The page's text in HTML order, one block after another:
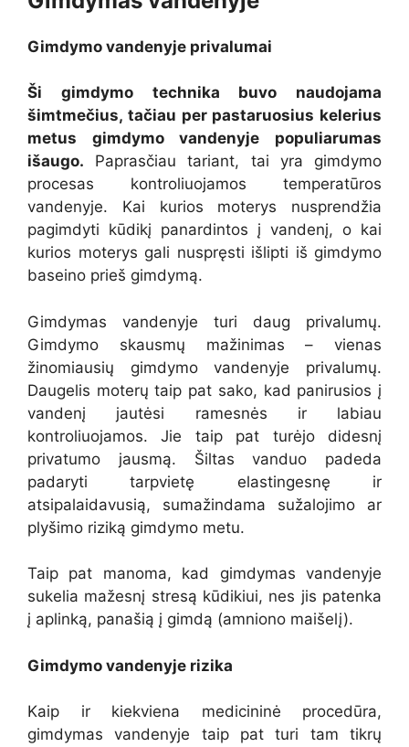
Gimdymo vandenyje privalumai
Ši gimdymo technika buvo naudojama
šimtmečius, tačiau per pastaruosius kelerius
metus gimdymo vandenyje populiarumas
išaugo. Paprasčiau tariant, tai yra gimdymo
procesas kontroliuojamos temperatūros
vandenyje. Kai kurios moterys nusprendžia
pagimdyti kūdikį panardintos į vandenį, o kai
kurios moterys gali nuspręsti išlipti iš gimdymo
baseino prieš gimdymą.
Gimdymas vandenyje turi daug privalumų.
Gimdymo skausmų mažinimas – vienas
žinomiausių gimdymo vandenyje privalumų.
Daugelis moterų taip pat sako, kad panirusios į
vandenį jautėsi ramesnės ir labiau
kontroliuojamos. Jie taip pat turėjo didesnį
privatumo jausmą. Šiltas vanduo padeda
padaryti tarpvietę elastingesnę ir
atsipalaidavusią, sumažindama sužalojimo ar
plyšimo riziką gimdymo metu.
Taip pat manoma, kad gimdymas vandenyje
sukelia mažesnį stresą kūdikiui, nes jis patenka
į aplinką, panašią į gimdą (amniono maišelį).
Gimdymo vandenyje rizika
Kaip ir kiekviena medicininė procedūra,
gimdymas vandenyje taip pat turi tam tikrų